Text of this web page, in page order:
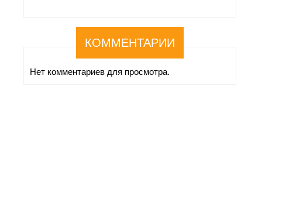
КОММЕНТАРИИ
Нет комментариев для просмотра.